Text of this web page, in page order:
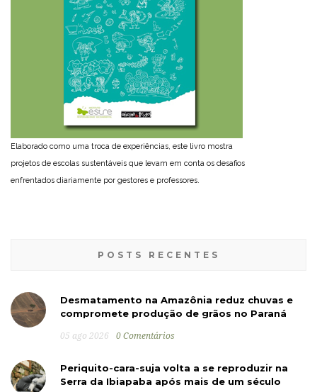
Elaborado como uma troca de experiências, este livro mostra
projetos de escolas sustentáveis que levam em conta os desafios
enfrentados diariamente por gestores e professores.
POSTS RECENTES
Desmatamento na Amazônia reduz chuvas e
compromete produção de grãos no Paraná
05 ago 2026 0 Comentários
Periquito-cara-suja volta a se reproduzir na
Serra da Ibiapaba após mais de um século